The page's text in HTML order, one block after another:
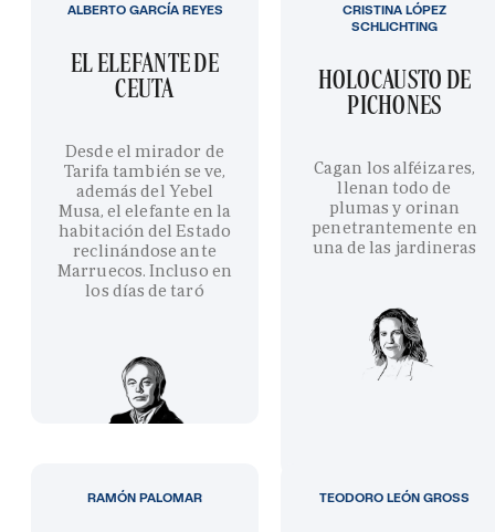
EL ELEFANTE DE
CEUTA
Desde el mirador de
Tarifa también se ve,
además del Yebel
Musa, el elefante en la
habitación del Estado
reclinándose ante
Marruecos. Incluso en
los días de taró
ALBERTO GARCÍA REYES
HOLOCAUSTO DE
PICHONES
Cagan los alféizares,
llenan todo de
plumas y orinan
penetrantemente en
una de las jardineras
CRISTINA LÓPEZ
SCHLICHTING
RAMÓN PALOMAR TEODORO LEÓN GROSS